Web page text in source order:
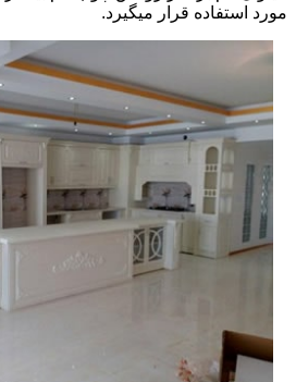
مورد استفاده قرار میگیرد.